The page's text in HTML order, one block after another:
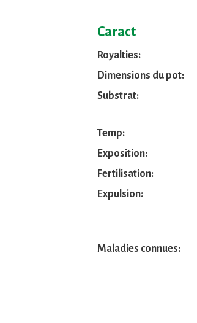
Caract
Royalties:
Dimensions du pot:
Substrat:
Temp:
Exposition:
Fertilisation:
Expulsion:
Maladies connues: